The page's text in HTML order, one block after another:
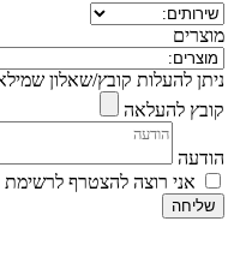
מוצרים
ניתן להעלות קובץ/שאלון
קובץ להעלאה
הודעה
אני רוצה להצטרף לרשימת
שליחה